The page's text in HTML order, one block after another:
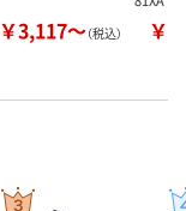
￥3,117～（税込） ￥